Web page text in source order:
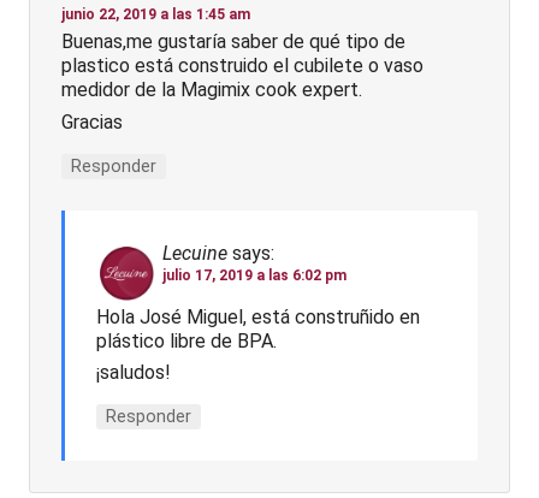
junio 22, 2019 a las 1:45 am
Buenas,me gustaría saber de qué tipo de
plastico está construido el cubilete o vaso
medidor de la Magimix cook expert.
Gracias
Responder
Lecuine says:
julio 17, 2019 a las 6:02 pm
Hola José Miguel, está construñido en
plástico libre de BPA.
¡saludos!
Responder